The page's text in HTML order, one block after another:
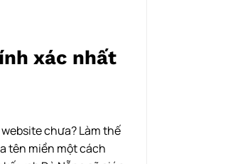
xác nhất
chưa? Làm thế
tên miền một cách